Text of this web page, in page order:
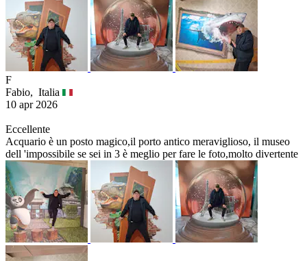
F
Fabio, Italia
10 apr 2026
Eccellente
Acquario è un posto magico,il porto antico meraviglioso, il museo
dell 'impossibile se sei in 3 è meglio per fare le foto,molto divertente